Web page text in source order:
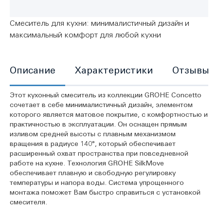
Смеситель для кухни: минималистичный дизайн и
максимальный комфорт для любой кухни
Описание
Этот кухонный смеситель из коллекции GROHE Concetto
сочетает в себе минималистичный дизайн, элементом
которого является матовое покрытие, с комфортностью и
практичностью в эксплуатации. Он оснащен прямым
изливом средней высоты с плавным механизмом
вращения в радиусе 140°, который обеспечивает
расширенный охват пространства при повседневной
работе на кухне. Технология GROHE SilkMove
обеспечивает плавную и свободную регулировку
температуры и напора воды. Система упрощенного
монтажа поможет Вам быстро справиться с установкой
смесителя.
Характеристики Отзывы